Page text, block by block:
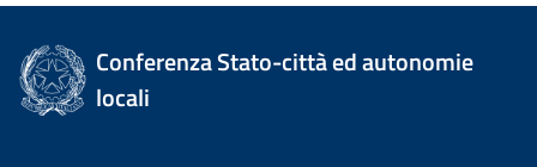
Conferenza Stato-città ed autonomie
locali